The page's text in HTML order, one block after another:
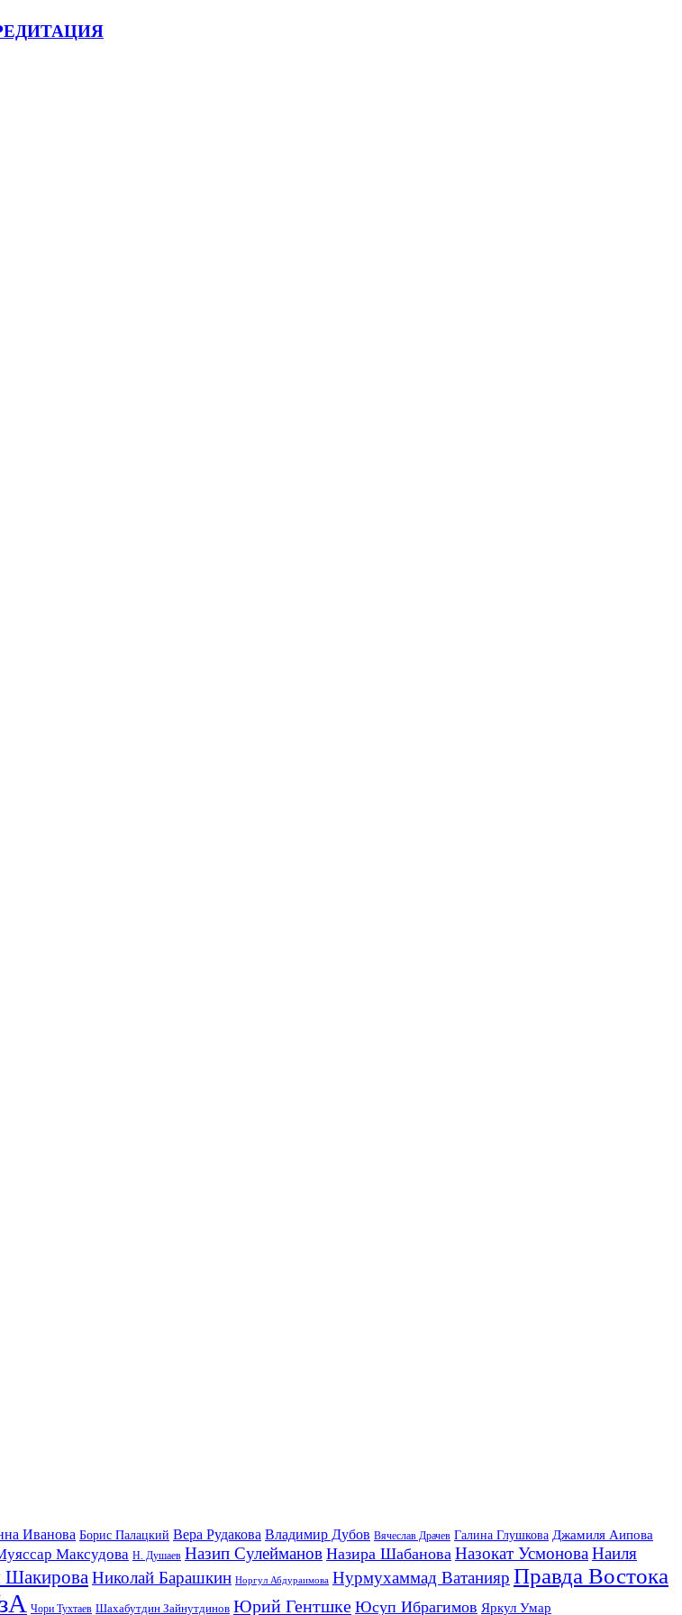
Иванова Борис Палацкий Вера Рудакова Владимир Дубов Вячеслав Драчев Галина Глушкова Джамиля Аипова
Максудова Н. Душаев Назип Сулейманов Назира Шабанова Назокат УсмоноваНаиля
Шакирова Николай Барашкин Норгул Абдураимова Нурмухаммад Ватанияр Правда Востока
Чори Тухтаев Шахабутдин Зайнутдинов Юрий Гентшке Юсуп Ибрагимов Яркул Умар